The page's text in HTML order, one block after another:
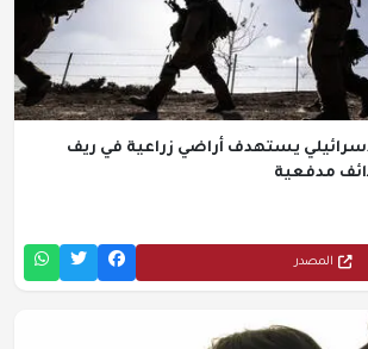
يستهدف أراضي زراعية في ريف
مدفعية
المصدر